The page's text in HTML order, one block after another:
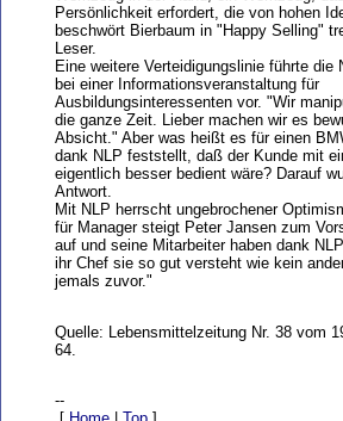
Persönlichkeit erfordert, die von hohen
beschwört Bierbaum in "Happy Selling"
Leser.
Eine weitere Verteidigungslinie führte die
bei einer Informationsveranstaltung für
Ausbildungsinteressenten vor. "Wir
die ganze Zeit. Lieber machen wir es
Absicht." Aber was heißt es für einen
dank NLP feststellt, daß der Kunde mit
eigentlich besser bedient wäre? Darauf
Antwort.
Mit NLP herrscht ungebrochener
für Manager steigt Peter Jansen zum
auf und seine Mitarbeiter haben dank
ihr Chef sie so gut versteht wie kein
jemals zuvor."
Quelle: Lebensmittelzeitung Nr. 38 vom
64.
--